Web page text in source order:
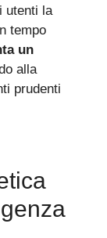
utenti la
tempo
un
alla
prudenti